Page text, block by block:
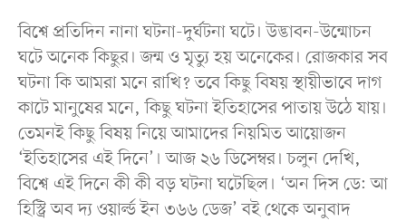
বিশ্বে প্রতিদিন নানা ঘটনা-দুর্ঘটনা ঘটে। উদ্ভাবন-উন্মোচন
ঘটে অনেক কিছুর। জন্ম ও মৃত্যু হয় অনেকের। রোজকার সব
ঘটনা কি আমরা মনে রাখি? তবে কিছু বিষয় স্থায়ীভাবে দাগ
কাটে মানুষের মনে, কিছু ঘটনা ইতিহাসের পাতায় উঠে যায়।
তেমনই কিছু বিষয় নিয়ে আমাদের নিয়মিত আয়োজন
‘ইতিহাসের এই দিনে’। আজ ২৬ ডিসেম্বর। চলুন দেখি,
বিশ্বে এই দিনে কী কী বড় ঘটনা ঘটেছিল। ‘অন দিস ডে: আ
হিস্ট্রি অব দ্য ওয়ার্ল্ড ইন ৩৬৬ ডেজ’ বই থেকে অনুবাদ